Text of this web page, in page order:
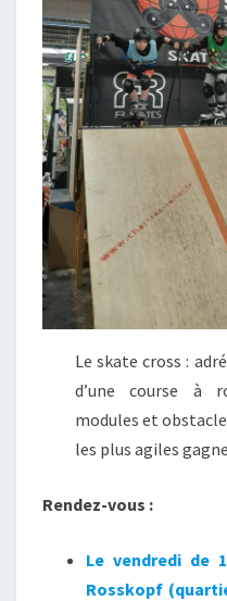
Le skate cross :
d’une course à
modules et
les plus agiles
Rendez-vous :
Le vendredi de
Rosskopf